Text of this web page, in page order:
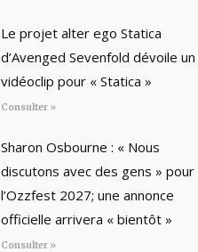
Le projet alter ego Statica
d’Avenged Sevenfold dévoile un
vidéoclip pour « Statica »
Consulter »
Sharon Osbourne : « Nous
discutons avec des gens » pour
l’Ozzfest 2027; une annonce
officielle arrivera « bientôt »
Consulter »